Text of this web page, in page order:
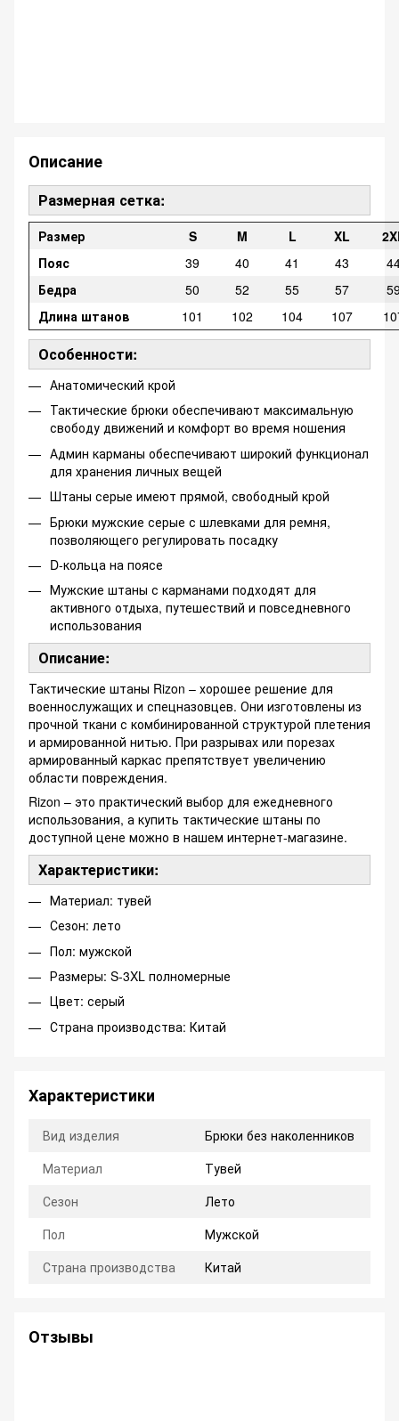
Описание
Размерная сетка:
Размер S M L XL
Пояс
39 40 41 43
Бедра
50 52 55 57
Длина штанов
101 102 104 107
Особенности:
Анатомический крой
Тактические брюки обеспечивают максимальную
свободу движений и комфорт во время ношения
Админ карманы обеспечивают широкий функционал
для хранения личных вещей
Штаны серые имеют прямой, свободный крой
Брюки мужские серые с шлевками для ремня,
позволяющего регулировать посадку
D-кольца на поясе
Мужские штаны с карманами подходят для
активного отдыха, путешествий и повседневного
использования
Описание:
Тактические штаны Rizon – хорошее решение для
военнослужащих и спецназовцев. Они изготовлены из
прочной ткани с комбинированной структурой плетения
и армированной нитью. При разрывах или порезах
армированный каркас препятствует увеличению
области повреждения.
Rizon – это практический выбор для ежедневного
использования, а купить тактические штаны по
доступной цене можно в нашем интернет-магазине.
Характеристики:
Материал: тувей
Сезон: лето
Пол: мужской
Размеры: S-3XL полномерные
Цвет: серый
Страна производства: Китай
Характеристики
Вид изделия
Брюки без наколенников
Материал
Тувей
Сезон
Лето
Пол
Мужской
Страна производства
Китай
Отзывы